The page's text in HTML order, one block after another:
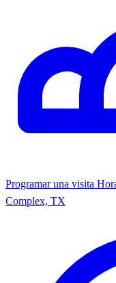
Programar una visita
Complex, TX